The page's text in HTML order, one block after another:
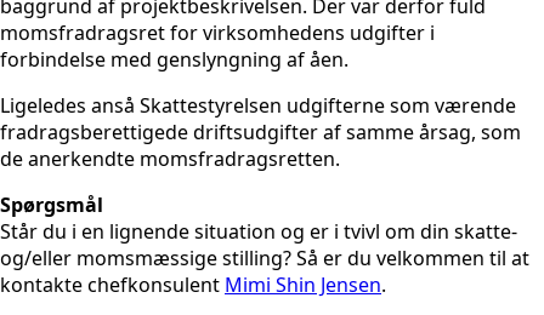
baggrund af projektbeskrivelsen. Der var derfor fuld
momsfradragsret for virksomhedens udgifter i
forbindelse med genslyngning af åen.
Ligeledes anså Skattestyrelsen udgifterne som værende
fradragsberettigede driftsudgifter af samme årsag, som
de anerkendte momsfradragsretten.
Spørgsmål
Står du i en lignende situation og er i tvivl om din skatte-
og/eller momsmæssige stilling? Så er du velkommen til at
kontakte chefkonsulent Mimi Shin Jensen.